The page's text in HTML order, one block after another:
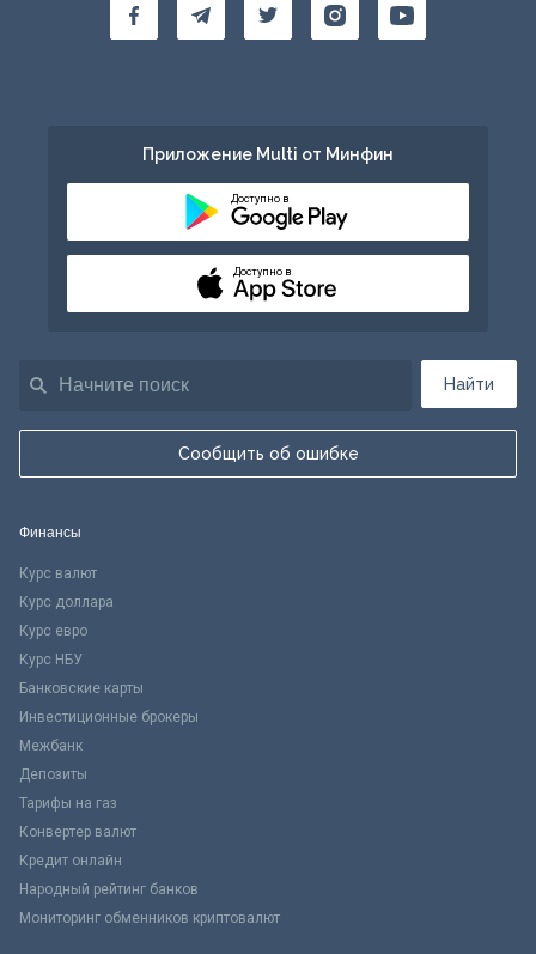
Найти
Сообщить об ошибке
Приложение Multi от Минфин
Доступно в
Доступно в
Финансы
Курс валют
Курс доллара
Курс евро
Курс НБУ
Банковские карты
Инвестиционные брокеры
Межбанк
Депозиты
Тарифы на газ
Конвертер валют
Кредит онлайн
Народный рейтинг банков
Мониторинг обменников криптовалют